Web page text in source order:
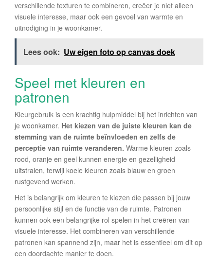
verschillende texturen te combineren, creëer je niet alleen
visuele interesse, maar ook een gevoel van warmte en
uitnodiging in je woonkamer.
Lees ook: Uw eigen foto op canvas doek
Speel met kleuren en
patronen
Kleurgebruik is een krachtig hulpmiddel bij het inrichten van
je woonkamer. Het kiezen van de juiste kleuren kan de
stemming van de ruimte beïnvloeden en zelfs de
perceptie van ruimte veranderen. Warme kleuren zoals
rood, oranje en geel kunnen energie en gezelligheid
uitstralen, terwijl koele kleuren zoals blauw en groen
rustgevend werken.
Het is belangrijk om kleuren te kiezen die passen bij jouw
persoonlijke stijl en de functie van de ruimte. Patronen
kunnen ook een belangrijke rol spelen in het creëren van
visuele interesse. Het combineren van verschillende
patronen kan spannend zijn, maar het is essentieel om dit op
een doordachte manier te doen.